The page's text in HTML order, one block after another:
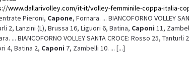
www.dallarivolley.com/it-it/volley-femminile-coppa-italia-
Pieroni, Capone, Fornara. ... BIANCOFORNO VOLLEY
2, Lanzini (L), Brussa 16, Liguori 6, Batina, Caponi 11,
... BIANCOFORNO VOLLEY SANTA CROCE: Rosso 25,
4, Batina 2, Caponi 7, Zambelli 10. ... [...]